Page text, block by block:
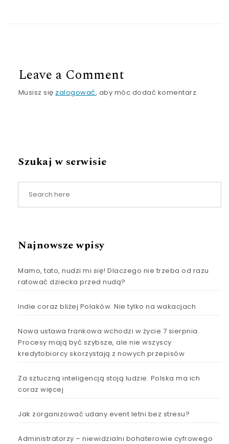
Leave a Comment
Musisz się zalogować, aby móc dodać komentarz.
Szukaj w serwisie
Najnowsze wpisy
Mamo, tato, nudzi mi się! Dlaczego nie trzeba od razu
ratować dziecka przed nudą?
Indie coraz bliżej Polaków. Nie tylko na wakacjach
Nowa ustawa frankowa wchodzi w życie 7 sierpnia.
Procesy mają być szybsze, ale nie wszyscy
kredytobiorcy skorzystają z nowych przepisów
Za sztuczną inteligencją stoją ludzie. Polska ma ich
coraz więcej
Jak zorganizować udany event letni bez stresu?
Administratorzy – niewidzialni bohaterowie cyfrowego